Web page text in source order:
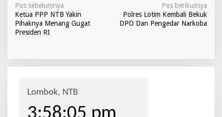
N
a
v
g
Pos sebelumnya
Ketua PPP NTB Yakin
Pihaknya Menang Gugat
Presiden RI
Pos berikutnya
Polres Lotim Kembali Bekuk
DPO Dan Pengedar Narkoba